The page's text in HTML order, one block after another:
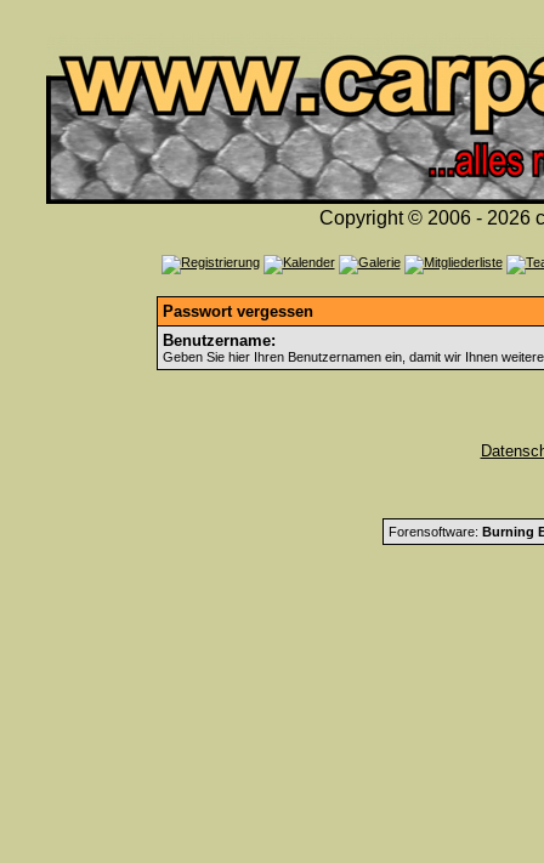
Copyright © 2006 - 2026
Passwort vergessen
Benutzername:
Geben Sie hier Ihren Benutzernamen ein, damit wir Ihnen
Forensoftware: Burning